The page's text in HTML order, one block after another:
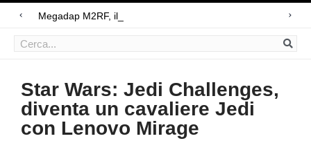
Megadap M2RF, il primo adattatore aut
Arri Rental, evoluzioni in arrivo
Star Wars: Jedi Challenges,
diventa un cavaliere Jedi
con Lenovo Mirage